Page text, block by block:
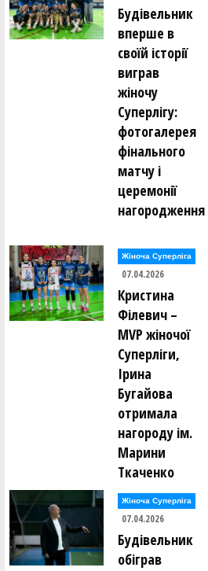
Будівельник
вперше в
своїй історії
виграв
жіночу
Суперлігу:
фотогалерея
фінального
матчу і
церемонії
нагородження
Жіноча Суперліга
07.04.2026
Кристина
Філевич –
MVP жіночої
Суперліги,
Ірина
Бугайова
отримала
нагороду ім.
Марини
Ткаченко
Жіноча Суперліга
07.04.2026
Будівельник
обіграв